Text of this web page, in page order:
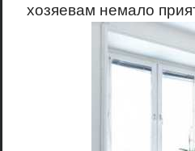
хозяевам немало